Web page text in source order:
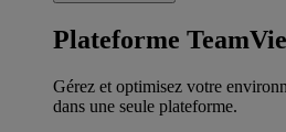
Plateforme
Gérez et optimisez votre
dans une seule plateforme.